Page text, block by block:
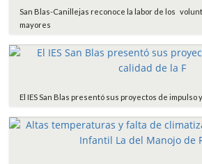
San Blas-Canillejas reconoce la labor de los
mayores
El IES San Blas presentó sus proyectos de impulso y